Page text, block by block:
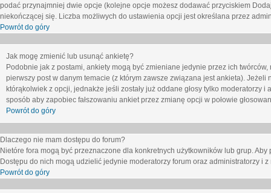
podać przynajmniej dwie opcje (kolejne opcje możesz dodawać przyciskiem
niekończącej się. Liczba możliwych do ustawienia opcji jest określana przez
Powrót do góry
Jak mogę zmienić lub usunąć ankietę?
Podobnie jak z postami, ankiety mogą być zmieniane jedynie przez ich
pierwszy post w danym temacie (z którym zawsze związana jest ankieta).
którąkolwiek z opcji, jednakże jeśli zostały już oddane głosy tylko
sposób aby zapobiec fałszowaniu ankiet przez zmianę opcji w połowie
Powrót do góry
Dlaczego nie mam dostępu do forum?
Nietóre fora mogą być przeznaczone dla konkretnych użytkowników lub grup.
Dostępu do nich mogą udzielić jedynie moderatorzy forum oraz administratorzy i
Powrót do góry